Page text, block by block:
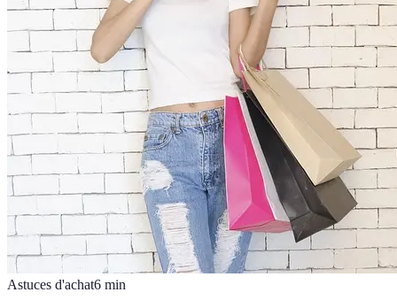
Astuces d'achat6 min